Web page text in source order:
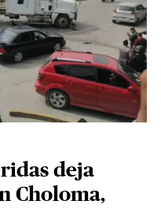
deja
Choloma,